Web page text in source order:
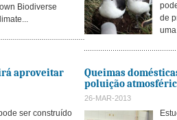
Biodiverse
de
aproveitar
ser construído
Queimas
poluição
26-MAR-2013